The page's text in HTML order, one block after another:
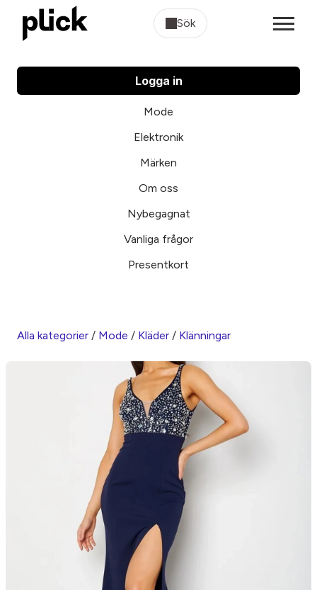
Sök
Logga in
Mode
Elektronik
Märken
Om oss
Nybegagnat
Vanliga frågor
Presentkort
Alla kategorier / Mode / Kläder / Klänningar